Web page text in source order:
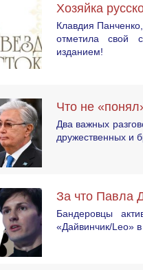
Хозяйка
Клавдия
отметила свой
изданием!
Что не
Два важных
дружественных и
За что Павла
Бандеровцы
«Дайвинчик/Leo»